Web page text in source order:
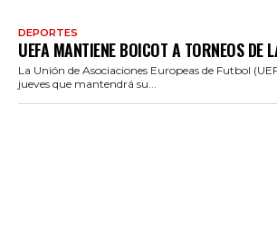
DEPORTES
UEFA MANTIENE BOICOT A TORNEOS DE
La Unión de Asociaciones Europeas de Futbol
jueves que mantendrá su...